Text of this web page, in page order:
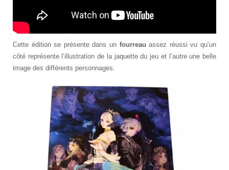
Cette édition se présente dans un fourreau assez réussi vu qu’un
côté représente l’illustration de la jaquette du jeu et l’autre une belle
image des différents personnages.